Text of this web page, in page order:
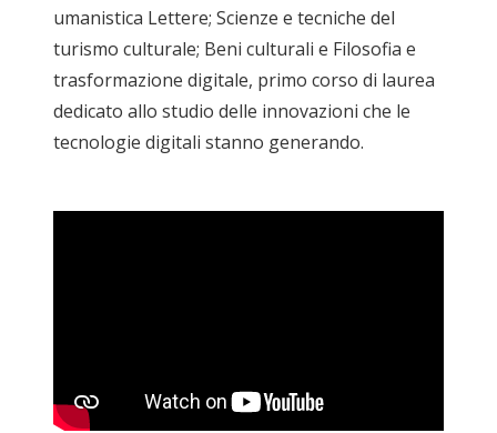
umanistica Lettere; Scienze e tecniche del
turismo culturale; Beni culturali e Filosofia e
trasformazione digitale, primo corso di laurea
dedicato allo studio delle innovazioni che le
tecnologie digitali stanno generando.